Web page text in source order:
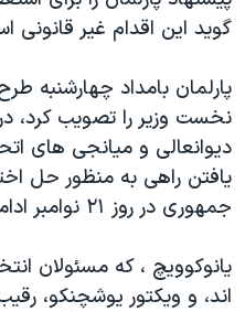
فرهنگ و زندگی
اقتصادی
علم و فناوری
اسرائیل در جنگ
گالری عکس
آرشیو پخش زنده
مستندها
حمله جمهوری اسلامی به
رمز مهسا
ورزش زنان در ایران
اعتراضات زن، زندگی، آزادی
مجموعه مستندهای دادخواهی
تریبونال مردمی آبان ۹۸
دنبال کنید
زبانهای مختلف
گويد اين اقدام غير قانونی
پارلمان بامداد چهارشنبه
نخست وزير را تصويب کرد،
ديوانعالی و ميانجی های
يافتن راهی به منظور حل
جمهوری در روز ٢۱ نوامبر ادامه می دهند.
يانوکوويچ ، که مسئولان
اند، و ويکتور يوشچنکو،